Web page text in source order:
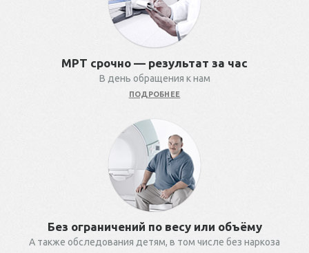
МРТ срочно — результат за час
В день обращения к нам
ПОДРОБНЕЕ
Без ограничений по весу или объёму
А также обследования детям, в том числе без наркоза